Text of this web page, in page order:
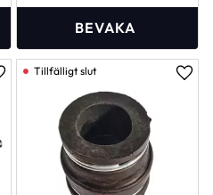
till i favoriter